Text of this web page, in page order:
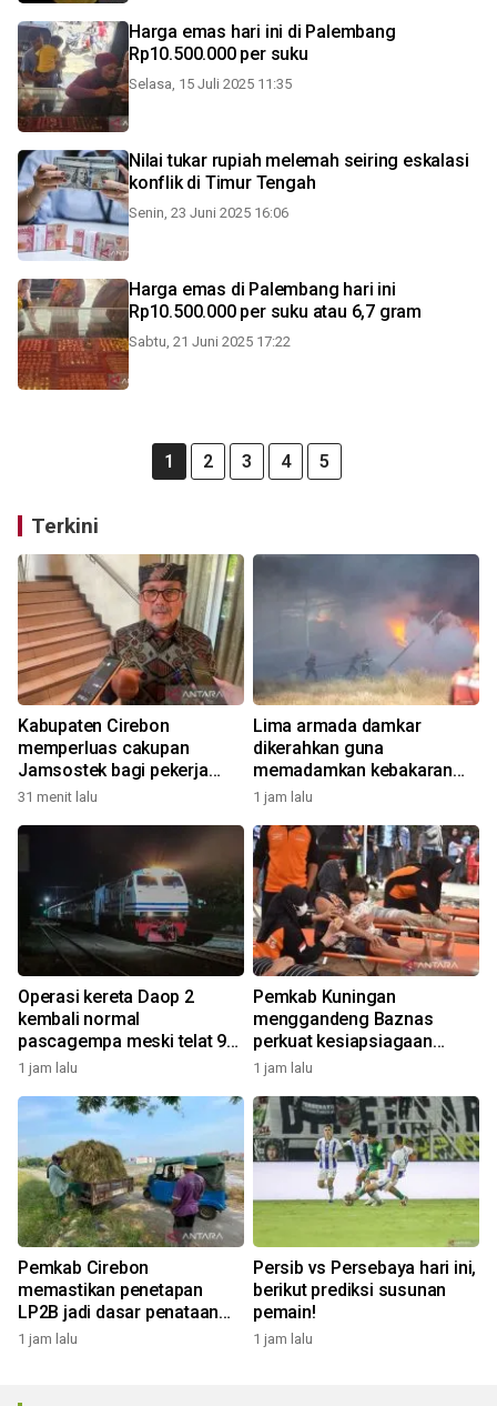
Harga emas hari ini di Palembang
Rp10.500.000 per suku
Selasa, 15 Juli 2025 11:35
Nilai tukar rupiah melemah seiring eskalasi
konflik di Timur Tengah
Senin, 23 Juni 2025 16:06
Harga emas di Palembang hari ini
Rp10.500.000 per suku atau 6,7 gram
Sabtu, 21 Juni 2025 17:22
1 2 3 4 5
Terkini
Kabupaten Cirebon
memperluas cakupan
Jamsostek bagi pekerja
rentan
31 menit lalu
Lima armada damkar
dikerahkan guna
memadamkan kebakaran
kapal di Indramayu
1 jam lalu
Operasi kereta Daop 2
kembali normal
pascagempa meski telat 9-
60 menit
1 jam lalu
Pemkab Kuningan
menggandeng Baznas
perkuat kesiapsiagaan
bencana
1 jam lalu
Pemkab Cirebon
memastikan penetapan
LP2B jadi dasar penataan
investasi
1 jam lalu
Persib vs Persebaya hari ini,
berikut prediksi susunan
pemain!
1 jam lalu